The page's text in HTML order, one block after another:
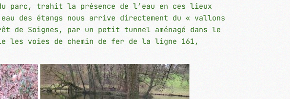
parc, trahit la présence de l’eau en ces lieux
des étangs nous arrive directement du « vallons
de Soignes, par un petit tunnel aménagé dans le
les voies de chemin de fer de la ligne 161,